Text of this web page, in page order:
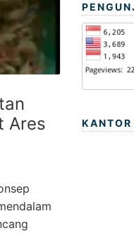
Ares
KANTOR